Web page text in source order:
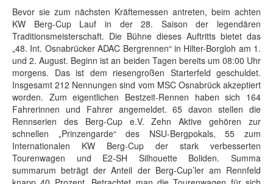
Bevor sie zum nächsten Kräftemessen antreten, beim achten
KW Berg-Cup Lauf in der 28. Saison der legendären
Traditionsmeisterschaft. Die Bühne dieses Auftritts bietet das
„48. Int. Osnabrücker ADAC Bergrennen“ in Hilter-Borgloh am 1.
und 2. August. Beginn ist an beiden Tagen bereits um 08:00 Uhr
morgens. Das ist dem riesengroßen Starterfeld geschuldet.
Insgesamt 212 Nennungen sind vom MSC Osnabrück akzeptiert
worden. Zum eigentlichen Bestzeit-Rennen haben sich 164
Fahrerinnen und Fahrer angemeldet. 65 davon stellen die
Rennserien des Berg-Cup e.V. Zehn Aktive gehören zur
schnellen „Prinzengarde“ des NSU-Bergpokals, 55 zum
Internationalen KW Berg-Cup der stark verbesserten
Tourenwagen und E2-SH Silhouette Boliden. Summa
summarum beträgt der Anteil der Berg-Cup’ler am Rennfeld